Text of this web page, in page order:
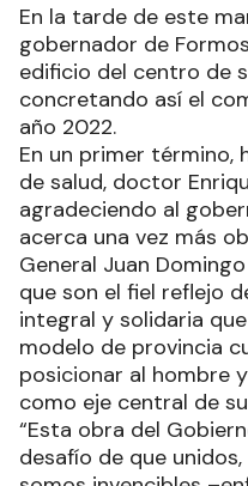
En la tarde de este
gobernador de
edificio del centro de
concretando así el
año 2022.
En un primer
de salud, doctor
agradeciendo al
acerca una vez más
General Juan
que son el fiel reflejo
integral y solidaria
modelo de provincia
posicionar al hombre
como eje central de
“Esta obra del
desafío de que